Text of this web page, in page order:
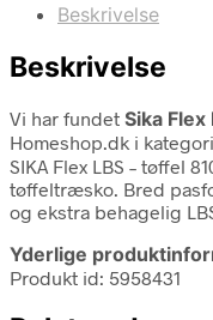
Beskrivelse
Beskrivelse
Vi har fundet Sika
Homeshop.dk i
SIKA Flex LBS – tøffel
tøffeltræsko. Bred
og ekstra behagelig
Yderlige
Produkt id: 5958431